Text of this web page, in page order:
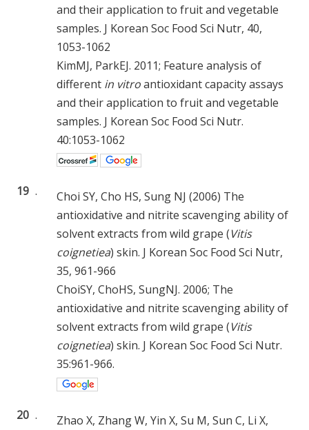
and their application to fruit and vegetable
samples. J Korean Soc Food Sci Nutr, 40,
1053-1062
KimMJ, ParkEJ. 2011; Feature analysis of
different in vitroantioxidant capacity assays
and their application to fruit and vegetable
samples. J Korean Soc Food Sci Nutr.
40:1053-1062
19 .
Choi SY, Cho HS, Sung NJ (2006) The
antioxidative and nitrite scavenging ability of
solvent extracts from wild grape (Vitis
coignetiea) skin. J Korean Soc Food Sci Nutr,
35, 961-966
ChoiSY, ChoHS, SungNJ. 2006; The
antioxidative and nitrite scavenging ability of
solvent extracts from wild grape (Vitis
coignetiea) skin. J Korean Soc Food Sci Nutr.
35:961-966.
20 .
Zhao X, Zhang W, Yin X, Su M, Sun C, Li X,